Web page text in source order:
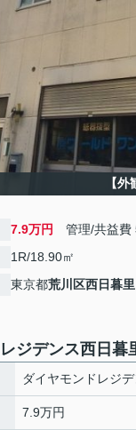
【外
7.9万円 管理/共益費
1R/18.90㎡
東京都荒川区西日暮里
ジデンス西日暮
ダイヤモンドレジ
7.9万円